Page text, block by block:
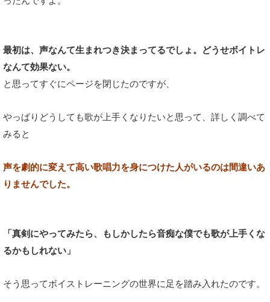
最初は、声なんて生まれつき決まってるでしょ。どうせボイトレ
なんて効果ない。
と思ってすぐにページを閉じたのですが、
やっぱりどうしても歌が上手くなりたいと思って、詳しく調べて
みると
声を劇的に変えて高い歌唱力を身につけた人がいるのは間違いあ
りませんでした。
「真剣にやってみたら、もしかしたら音痴な僕でも歌が上手くな
るかもしれない」
そう思ってボイストレーニングの世界に足を踏み入れたのです。